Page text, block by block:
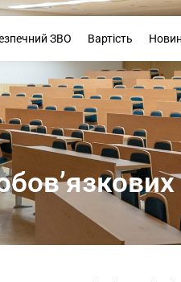
ЗВО Вартість